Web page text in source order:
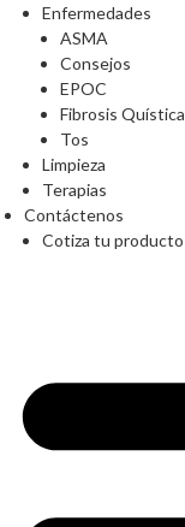
Enfermedades
ASMA
Consejos
EPOC
Fibrosis Quística
Tos
Limpieza
Terapias
Contáctenos
Cotiza tu producto